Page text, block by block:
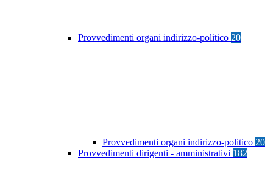
Provvedimenti organi indirizzo-politico 20
Provvedimenti organi indirizzo-politico 20
Provvedimenti dirigenti - amministrativi 182